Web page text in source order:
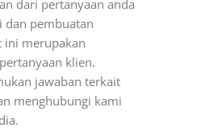
dari pertanyaan anda
dan pembuatan
ini merupakan
klien.
jawaban terkait
menghubungi kami